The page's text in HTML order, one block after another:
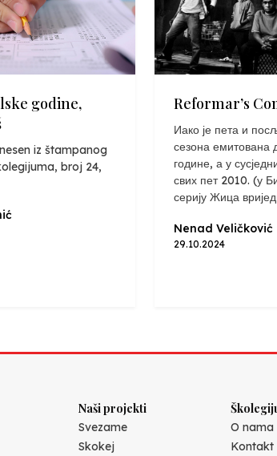
godine,
iz štampanog
broj 24,
Reformar’s
Иако је пета и
сезона емитована
године, а у
свих пет 2010. (у
серију Жица
Nenad Veličković
29.10.2024
Naši projekti
Svezame
Skokej
O nama
Kontakt